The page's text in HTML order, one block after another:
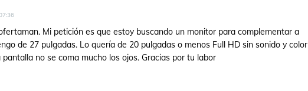
Mi petición es que estoy buscando un monitor para complementar a
de 27 pulgadas. Lo quería de 20 pulgadas o menos Full HD sin sonido y color
pantalla no se coma mucho los ojos. Gracias por tu labor